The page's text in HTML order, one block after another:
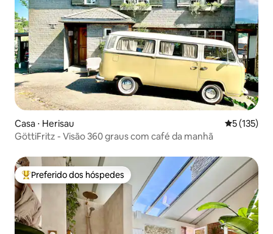
Casa ⋅ Herisau 5 de uma
5 (135)
GöttiFritz - Visão 360 graus com café da manhã
Entre os melhores preferidos dos hóspedes
Preferido dos hóspedes